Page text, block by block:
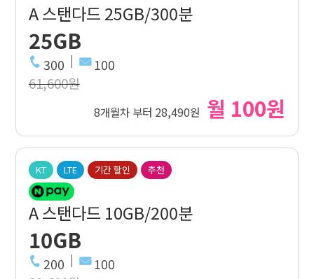
A 스탠다드 25GB/300분
25GB
300 100
61,600원
8개월차 부터 28,490원 월 100원
KT LTE 기간 할인 추천
A 스탠다드 10GB/200분
10GB
200 100